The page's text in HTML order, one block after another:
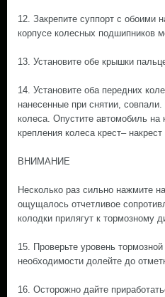
12. Закрепите суппорт с
корпусе колесных подшипников
13. Установите обе крышки
14. Установите оба передних
нанесенные при снятии,
колеса. Опустите автомобиль на
крепления колеса крест–
ВНИМАНИЕ
Несколько раз сильно нажмите
ощущалось отчетливое
колодки прилягут к тормозному
15. Проверьте уровень
необходимости долейте до
16. Осторожно дайте